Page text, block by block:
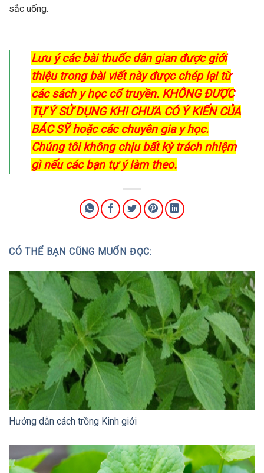
sắc uống.
Lưu ý các bài thuốc dân gian được giới
thiệu trong bài viết này được chép lại từ
các sách y học cổ truyền. KHÔNG ĐƯỢC
TỰ Ý SỬ DỤNG KHI CHƯA CÓ Ý KIẾN CỦA
BÁC SỸ hoặc các chuyên gia y học.
Chúng tôi không chịu bất kỳ trách nhiệm
gì nếu các bạn tự ý làm theo.
CÓ THỂ BẠN CŨNG MUỐN ĐỌC:
Hướng dẫn cách trồng Kinh giới